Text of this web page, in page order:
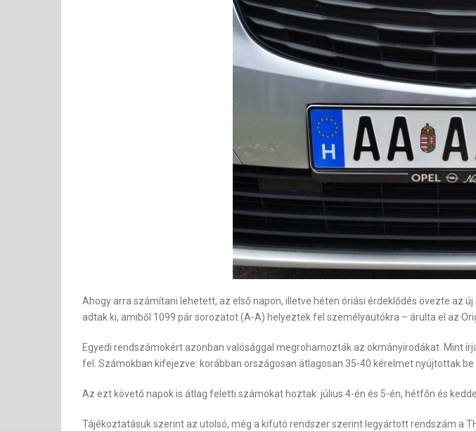
Ahogy arra számítani lehetett, az első napon, illetve héten óriási érdeklődés övezte az
adtak ki, amiből 1099 pár sorozatot (A-A) helyeztek fel személyautókra – árulta el az
Egyedi rendszámokért azonban valósággal megrohamozták az okmányirodákat. Mint
fel. Számokban kifejezve: korábban országosan átlagosan 35-40 kérelmet nyújtottak
Az ezt követő napok is átlag feletti számokat hoztak: július 4-én és 5-én, hétfőn és
Tájékoztatásuk szerint az utolsó, még a kifutó rendszer szerint legyártott rendszám a